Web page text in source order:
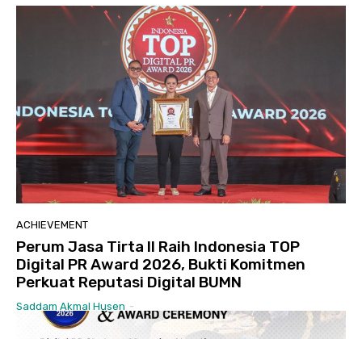
ACHIEVEMENT
Perum Jasa Tirta II Raih Indonesia TOP
Digital PR Award 2026, Bukti Komitmen
Perkuat Reputasi Digital BUMN
Saddam Akmal Husen -